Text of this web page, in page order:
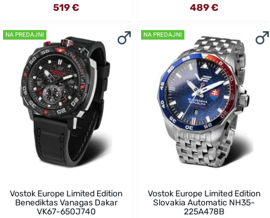
519 € 489 €
NA PREDAJNI
Vostok Europe Limited Edition
Benediktas Vanagas Dakar
VK67-650J740
NA PREDAJNI
Vostok Europe Limited Edition
Slovakia Automatic NH35-
225A478B